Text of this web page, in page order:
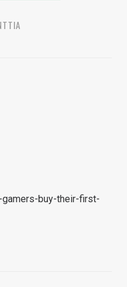
buy-their-first-